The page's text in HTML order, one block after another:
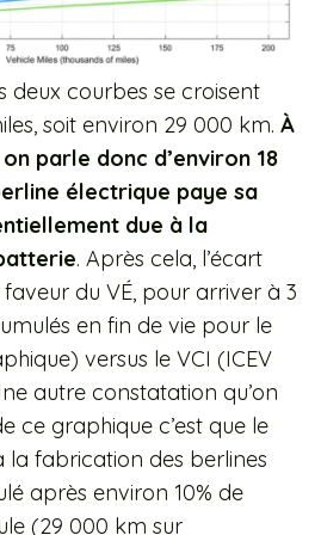
deux courbes se croisent
soit environ 29 000 km. À
parle donc d’environ 18
électrique paye sa
due à la
. Après cela, l’écart
du VÉ, pour arriver à 3
en fin de vie pour le
versus le VCI (ICEV
autre constatation qu’on
ce graphique c’est que le
la fabrication des berlines
après environ 10% de
(29 000 km sur